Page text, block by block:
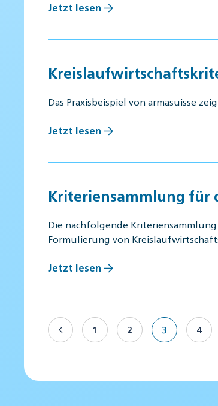
Jetzt lesen
Das Praxisbeispiel von armasuisse
Jetzt lesen
Kriteriensammlung für
Die nachfolgende
Formulierung von
Jetzt lesen
1 2 3 4